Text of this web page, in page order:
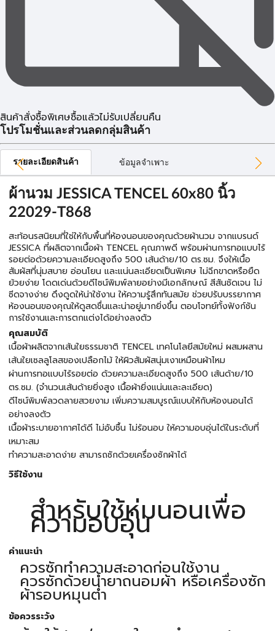
สินค้าสั่งซื้อพิเศษซื้อแล้วไม่รับเปลี่ยนคืน
โปรโมชั่นและส่วนลดกลุ่มสินค้า
รายละเอียดสินค้า ข้อมูลจำเพาะ
ผ้านวม JESSICA TENCEL 60x80 นิ้ว
22029-T868
สะท้อนรสนิยมที่ใช่ให้กับพื้นที่ห้องนอนของคุณด้วยผ้านวม จากแบรนด์
JESSICA ที่ผลิตจากเนื้อผ้า TENCEL คุณภาพดี พร้อมผ่านการทอแบบไร้
รอยต่อด้วยความละเอียดสูงถึง 500 เส้นด้าย/10 ตร.ซม. จึงให้เนื้อ
สัมผัสที่นุ่มสบาย อ่อนโยน และแน่นละเอียดเป็นพิเศษ ไม่ฉีกขาดหรือยืด
ย้วยง่าย โดดเด่นด้วยดีไซน์พิมพ์ลายอย่างมีเอกลักษณ์ สีสันชัดเจน ไม่
ซีดจางง่าย ดึงดูดให้น่าใช้งาน ให้ความรู้สึกทันสมัย ช่วยปรับบรรยากาศ
ห้องนอนของคุณให้ดูสดชื่นและน่าอยู่มากยิ่งขึ้น ตอบโจทย์ทั้งฟังก์ชัน
การใช้งานและการตกแต่งได้อย่างลงตัว
คุณสมบัติ
เนื้อผ้าผลิตจากเส้นใยธรรมชาติ TENCEL เทคโนโลยีสมัยใหม่ ผสมผสาน
เส้นใยเซลลูโลสของเปลือกไม้ ให้ผิวสัมผัสนุ่มเงาเหมือนผ้าไหม
ผ่านการทอแบบไร้รอยต่อ ด้วยความละเอียดสูงถึง 500 เส้นด้าย/10
ตร.ซม. (จำนวนเส้นด้ายยิ่งสูง เนื้อผ้ายิ่งแน่นและละเอียด)
ดีไซน์พิมพ์ลวดลายสวยงาม เพิ่มความสมบูรณ์แบบให้กับห้องนอนได้
อย่างลงตัว
เนื้อผ้าระบายอากาศได้ดี ไม่อับชื้น ไม่ร้อนอบ ให้ความอบอุ่นได้ในระดับที่
เหมาะสม
ทำความสะอาดง่าย สามารถซักด้วยเครื่องซักผ้าได้
วิธีใช้งาน
สำหรับใช้ห่มนอนเพื่อ
ความอบอุ่น
คำแนะนำ
ควรซักทำความสะอาดก่อนใช้งาน
ควรซักด้วยน้ำยาถนอมผ้า หรือเครื่องซัก
ผ้ารอบหมุนต่ำ
ข้อควรระวัง